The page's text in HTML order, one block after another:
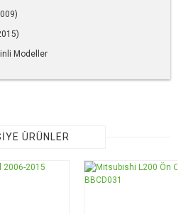
Modeller
ederiz.
veya görüntülenemiyor.
ÜRÜNLER